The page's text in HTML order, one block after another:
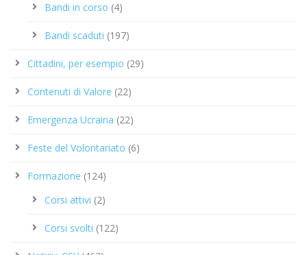
Bandi in corso (4)
Bandi scaduti (197)
Cittadini, per esempio (29)
Contenuti di Valore (22)
Emergenza Ucraina (22)
Feste del Volontariato (6)
Formazione (124)
Corsi attivi (2)
Corsi svolti (122)